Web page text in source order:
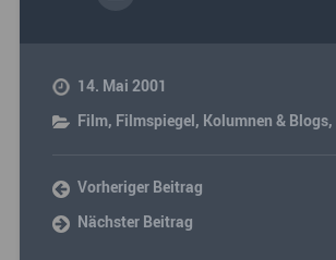
14. Mai 2001
Film, Filmspiegel, Kolumnen & Blogs,
Vorheriger Beitrag
Nächster Beitrag